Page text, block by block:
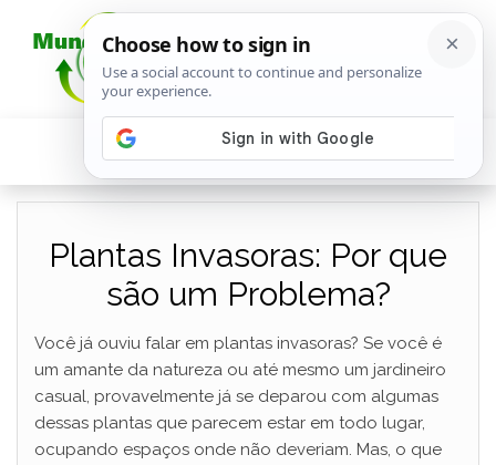
Plantas Invasoras: Por que
são um Problema?
Você já ouviu falar em plantas invasoras? Se você é
um amante da natureza ou até mesmo um jardineiro
casual, provavelmente já se deparou com algumas
dessas plantas que parecem estar em todo lugar,
ocupando espaços onde não deveriam. Mas, o que